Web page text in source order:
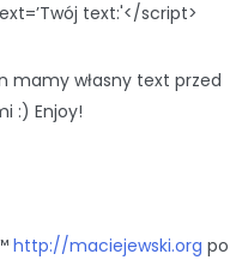
text:'</script>
mamy własny text przed
:) Enjoy!
http://maciejewski.org